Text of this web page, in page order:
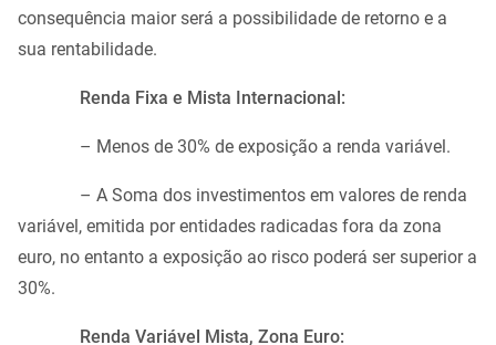
consequência maior será a possibilidade de retorno e a
sua rentabilidade.
Renda Fixa e Mista Internacional:
– Menos de 30% de exposição a renda variável.
– A Soma dos investimentos em valores de renda
variável, emitida por entidades radicadas fora da zona
euro, no entanto a exposição ao risco poderá ser superior a
30%.
Renda Variável Mista, Zona Euro: